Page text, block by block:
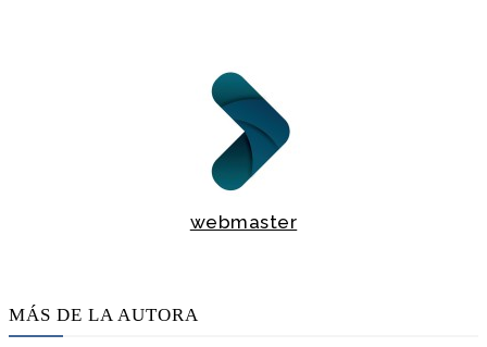
webmaster
MÁS DE LA AUTORA